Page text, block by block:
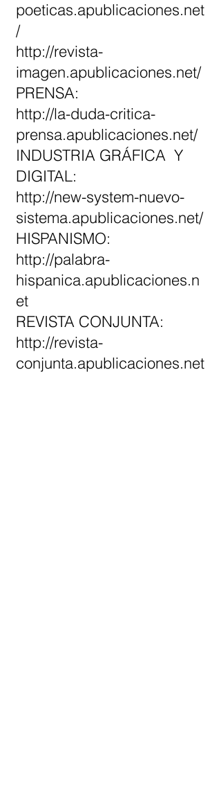
poeticas.apublicaciones.net
/
http://revista-
imagen.apublicaciones.net/
PRENSA:
http://la-duda-critica-
prensa.apublicaciones.net/
INDUSTRIA GRÁFICA Y
DIGITAL:
http://new-system-nuevo-
sistema.apublicaciones.net/
HISPANISMO:
http://palabra-
hispanica.apublicaciones.n
et
REVISTA CONJUNTA:
http://revista-
conjunta.apublicaciones.net